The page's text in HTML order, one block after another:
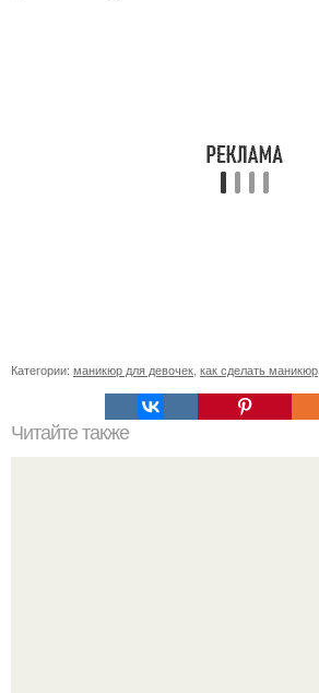
Категории: маникюр для девочек как сделать маникюр
Читайте также